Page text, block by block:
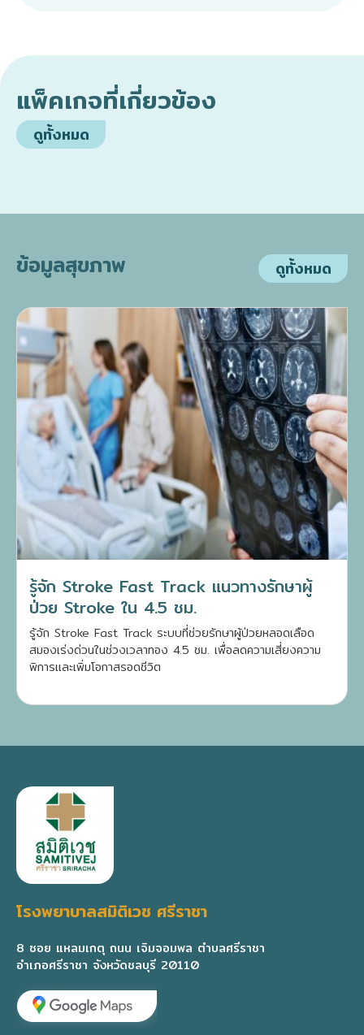
แพ็คเกจที่เกี่ยวข้อง
ดูทั้งหมด
ข้อมูลสุขภาพ ดูทั้งหมด
รู้จัก Stroke Fast Track แนวทางรักษาผู้
ป่วย Stroke ใน 4.5 ชม.
รู้จัก Stroke Fast Track ระบบที่ช่วยรักษาผู้ป่วยหลอดเลือด
สมองเร่งด่วนในช่วงเวลาทอง 4.5 ชม. เพื่อลดความเสี่ยงความ
พิการและเพิ่มโอกาสรอดชีวิต
โรงพยาบาลสมิติเวช ศรีราชา
8 ซอย แหลมเกตุ ถนน เจิมจอมพล ตำบลศรีราชา
อำเภอศรีราชา จังหวัดชลบุรี 20110